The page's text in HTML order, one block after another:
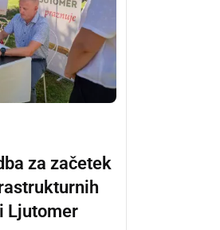
za začetek
Ljutomer